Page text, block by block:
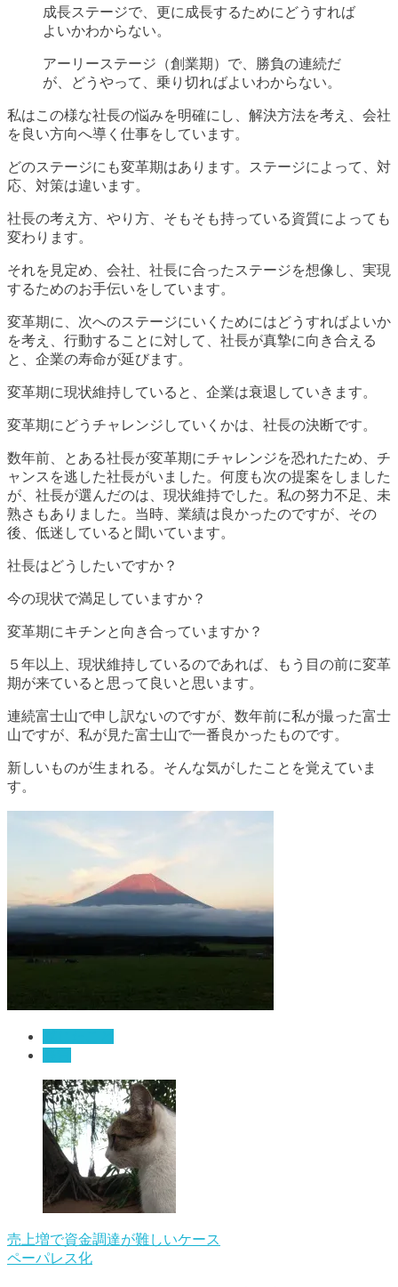
成長ステージで、更に成長するためにどうすれば
よいかわからない。
アーリーステージ（創業期）で、勝負の連続だ
が、どうやって、乗り切ればよいわからない。
私はこの様な社長の悩みを明確にし、解決方法を考え、会社
を良い方向へ導く仕事をしています。
どのステージにも変革期はあります。ステージによって、対
応、対策は違います。
社長の考え方、やり方、そもそも持っている資質によっても
変わります。
それを見定め、会社、社長に合ったステージを想像し、実現
するためのお手伝いをしています。
変革期に、次へのステージにいくためにはどうすればよいか
を考え、行動することに対して、社長が真摯に向き合える
と、企業の寿命が延びます。
変革期に現状維持していると、企業は衰退していきます。
変革期にどうチャレンジしていくかは、社長の決断です。
数年前、とある社長が変革期にチャレンジを恐れたため、チ
ャンスを逃した社長がいました。何度も次の提案をしました
が、社長が選んだのは、現状維持でした。私の努力不足、未
熟さもありました。当時、業績は良かったのですが、その
後、低迷していると聞いています。
社長はどうしたいですか？
今の現状で満足していますか？
変革期にキチンと向き合っていますか？
５年以上、現状維持しているのであれば、もう目の前に変革
期が来ていると思って良いと思います。
連続富士山で申し訳ないのですが、数年前に私が撮った富士
山ですが、私が見た富士山で一番良かったものです。
新しいものが生まれる。そんな気がしたことを覚えていま
す。
売上増で資金調達が難しいケース
ペーパレス化